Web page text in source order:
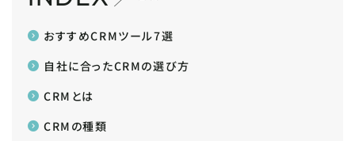
おすすめCRMツール7選
自社に合ったCRMの選び方
CRMとは
CRMの種類